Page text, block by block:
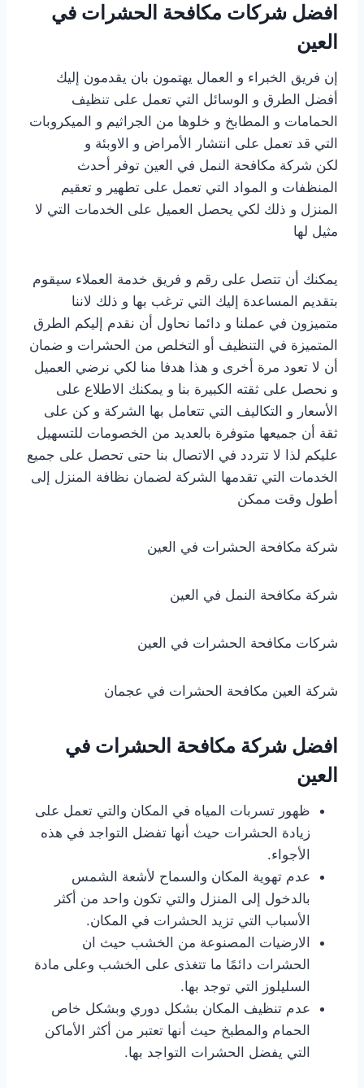
افضل شركات مكافحة الحشرات في
العين
إن فريق الخبراء و العمال يهتمون بان يقدمون إليك
أفضل الطرق و الوسائل التي تعمل على تنظيف
الحمامات و المطابخ و خلوها من الجراثيم و الميكروبات
التي قد تعمل على انتشار الأمراض و الاوبئة و
لكن شركة مكافحة النمل في العين توفر أحدث
المنظفات و المواد التي تعمل على تطهير و تعقيم
المنزل و ذلك لكي يحصل العميل على الخدمات التي لا
مثيل لها
يمكنك أن تتصل على رقم و فريق خدمة العملاء سيقوم
بتقديم المساعدة إليك التي ترغب بها و ذلك لاننا
متميزون في عملنا و دائما نحاول أن نقدم إليكم الطرق
المتميزة في التنظيف أو التخلص من الحشرات و ضمان
أن لا تعود مرة أخرى و هذا هدفا منا لكي نرضي العميل
و نحصل على ثقته الكبيرة بنا و يمكنك الاطلاع على
الأسعار و التكاليف التي تتعامل بها الشركة و كن على
ثقة أن جميعها متوفرة بالعديد من الخصومات للتسهيل
عليكم لذا لا تتردد في الاتصال بنا حتى تحصل على جميع
الخدمات التي تقدمها الشركة لضمان نظافة المنزل إلى
أطول وقت ممكن
شركة مكافحة الحشرات في العين
شركة مكافحة النمل في العين
شركات مكافحة الحشرات في العين
شركة العين مكافحة الحشرات في عجمان
افضل شركة مكافحة الحشرات في
العين
ظهور تسربات المياه في المكان والتي تعمل على
زيادة الحشرات حيث أنها تفضل التواجد في هذه
الأجواء.
عدم تهوية المكان والسماح لأشعة الشمس
بالدخول إلى المنزل والتي تكون واحد من أكثر
الأسباب التي تزيد الحشرات في المكان.
الارضيات المصنوعة من الخشب حيث ان
الحشرات دائمًا ما تتغذى على الخشب وعلى مادة
السليلوز التي توجد بها.
عدم تنظيف المكان بشكل دوري وبشكل خاص
الحمام والمطبخ حيث أنها تعتبر من أكثر الأماكن
التي يفضل الحشرات التواجد بها.